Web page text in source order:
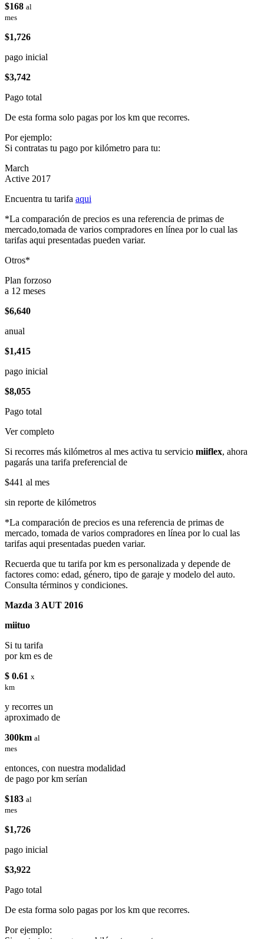
$168 al
mes
$1,726
pago inicial
$3,742
Pago total
De esta forma solo pagas por los km que recorres.
Por ejemplo:
Si contratas tu pago por kilómetro para tu:
March
Active 2017
Encuentra tu tarifa aqui
*La comparación de precios es una referencia de primas de
mercado,tomada de varios compradores en línea por lo cual las
tarifas aqui presentadas pueden variar.
Otros*
Plan forzoso
a 12 meses
$6,640
anual
$1,415
pago inicial
$8,055
Pago total
Ver completo
Si recorres más kilómetros al mes activa tu servicio miiflex, ahora
pagarás una tarifa preferencial de
$441 al mes
sin reporte de kilómetros
*La comparación de precios es una referencia de primas de
mercado, tomada de varios compradores en línea por lo cual las
tarifas aqui presentadas pueden variar.
Recuerda que tu tarifa por km es personalizada y depende de
factores como: edad, género, tipo de garaje y modelo del auto.
Consulta términos y condiciones.
Mazda 3 AUT 2016
miituo
Si tu tarifa
por km es de
$ 0.61 x
km
y recorres un
aproximado de
300km al
mes
entonces, con nuestra modalidad
de pago por km serían
$183 al
mes
$1,726
pago inicial
$3,922
Pago total
De esta forma solo pagas por los km que recorres.
Por ejemplo: